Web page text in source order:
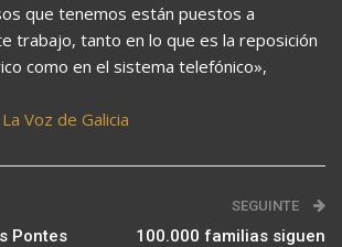
que tenemos están puestos a
trabajo, tanto en lo que es la reposición
como en el sistema telefónico»,
La Voz de Galicia
Pontes
SEGUINTE
100.000 familias siguen